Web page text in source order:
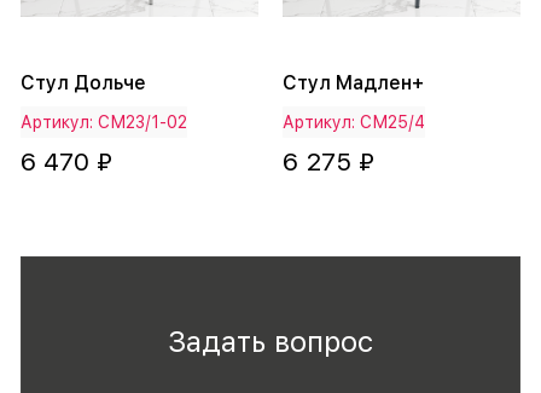
Стул Дольче
Артикул: СМ23/1-02
6 470 ₽
Стул Мадлен+
Артикул: СМ25/4
6 275 ₽
Задать вопрос